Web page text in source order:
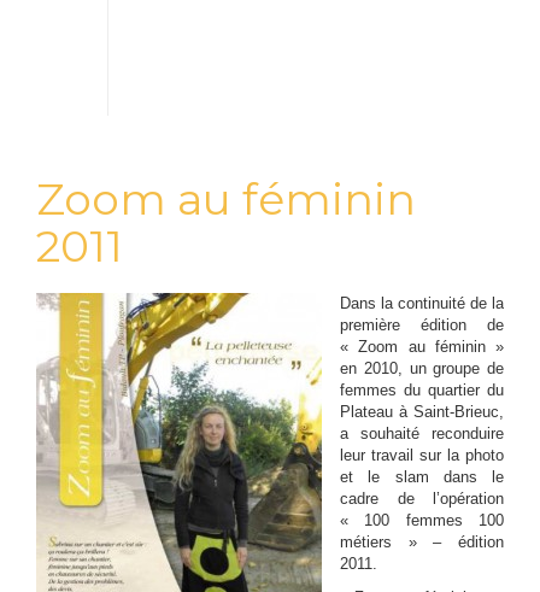
Zoom au féminin
2011
Dans la continuité de la
première édition de
« Zoom au féminin »
en 2010, un groupe de
femmes du quartier du
Plateau à Saint-Brieuc,
a souhaité reconduire
leur travail sur la photo
et le slam dans le
cadre de l’opération
« 100 femmes 100
métiers » – édition
2011.